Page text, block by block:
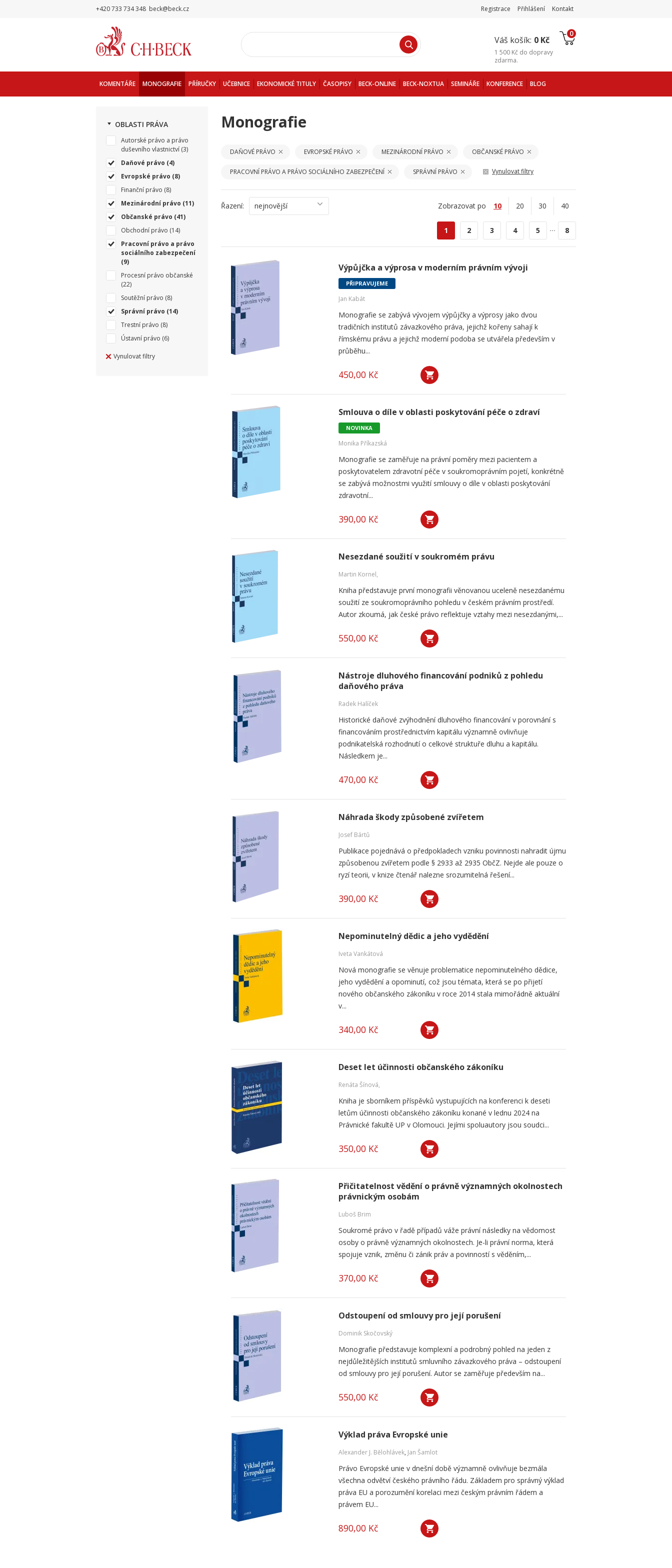
+420 733 734 348 beck@beck.cz Registrace Přihlášení Kontakt
Váš košík: 0 Kč
0
1 500 Kč do dopravy
zdarma.
KOMENTÁŘE MONOGRAFIE PŘÍRUČKY UČEBNICE EKONOMICKÉ TITULY ČASOPISY BECK-ONLINE BECK-NOXTUA SEMINÁŘE KONFERENCE BLOG
OBLASTI PRÁVA
Autorské právo a právo
duševního vlastnictví (3)
Daňové právo (4)
Evropské právo (8)
Finanční právo (8)
Mezinárodní právo (11)
Občanské právo (41)
Obchodní právo (14)
Pracovní právo a právo
sociálního zabezpečení
(9)
Procesní právo občanské
(22)
Soutěžní právo (8)
Správní právo (14)
Trestní právo (8)
Ústavní právo (6)
Vynulovat filtry
Monografie
DAŇOVÉ PRÁVO EVROPSKÉ PRÁVO MEZINÁRODNÍ PRÁVO OBČANSKÉ PRÁVO
PRACOVNÍ PRÁVO A PRÁVO SOCIÁLNÍHO ZABEZPEČENÍ SPRÁVNÍ PRÁVO Vynulovat filtry
Řazení: nejnovější Zobrazovat po 10 20 30 40
1 2 3 4 5 ... 8
Výpůjčka a výprosa v moderním právním vývoji
PŘIPRAVUJEME
Jan Kabát
Monografie se zabývá vývojem výpůjčky a výprosy jako dvou
tradičních institutů závazkového práva, jejichž kořeny sahají k
římskému právu a jejichž moderní podoba se utvářela především v
průběhu...
450,00 Kč
Smlouva o díle v oblasti poskytování péče o zdraví
NOVINKA
Monika Příkazská
Monografie se zaměřuje na právní poměry mezi pacientem a
poskytovatelem zdravotní péče v soukromoprávním pojetí, konkrétně
se zabývá možnostmi využití smlouvy o díle v oblasti poskytování
zdravotní...
390,00 Kč
Nesezdané soužití v soukromém právu
Martin Kornel,
Kniha představuje první monografii věnovanou uceleně nesezdanému
soužití ze soukromoprávního pohledu v českém právním prostředí.
Autor zkoumá, jak české právo reflektuje vztahy mezi nesezdanými,...
550,00 Kč
Nástroje dluhového financování podniků z pohledu
daňového práva
Radek Halíček
Historické daňové zvýhodnění dluhového financování v porovnání s
financováním prostřednictvím kapitálu významně ovlivňuje
podnikatelská rozhodnutí o celkové struktuře dluhu a kapitálu.
Následkem je...
470,00 Kč
Náhrada škody způsobené zvířetem
Josef Bártů
Publikace pojednává o předpokladech vzniku povinnosti nahradit újmu
způsobenou zvířetem podle § 2933 až 2935 ObčZ. Nejde ale pouze o
ryzí teorii, v knize čtenář nalezne srozumitelná řešení...
390,00 Kč
Nepominutelný dědic a jeho vydědění
Iveta Vankátová
Nová monografie se věnuje problematice nepominutelného dědice,
jeho vydědění a opominutí, což jsou témata, která se po přijetí
nového občanského zákoníku v roce 2014 stala mimořádně aktuální
v...
340,00 Kč
Deset let účinnosti občanského zákoníku
Renáta Šínová,
Kniha je sborníkem příspěvků vystupujících na konferenci k deseti
letům účinnosti občanského zákoníku konané v lednu 2024 na
Právnické fakultě UP v Olomouci. Jejími spoluautory jsou soudci...
350,00 Kč
Přičitatelnost vědění o právně významných okolnostech
právnickým osobám
Luboš Brim
Soukromé právo v řadě případů váže právní následky na vědomost
osoby o právně významných okolnostech. Je-li právní norma, která
spojuje vznik, změnu či zánik práv a povinností s věděním,...
370,00 Kč
Odstoupení od smlouvy pro její porušení
Dominik Skočovský
Monografie představuje komplexní a podrobný pohled na jeden z
nejdůležitějších institutů smluvního závazkového práva – odstoupení
od smlouvy pro její porušení. Autor se zaměřuje především na...
550,00 Kč
Výklad práva Evropské unie
Alexander J. Bělohlávek, Jan Šamlot
Právo Evropské unie v dnešní době významně ovlivňuje bezmála
všechna odvětví českého právního řádu. Základem pro správný výklad
práva EU a porozumění korelaci mezi českým právním řádem a
právem EU...
890,00 Kč